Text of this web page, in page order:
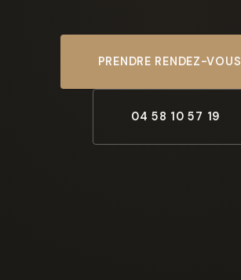
PRENDRE RENDEZ-VOUS
04 58 10 57 19